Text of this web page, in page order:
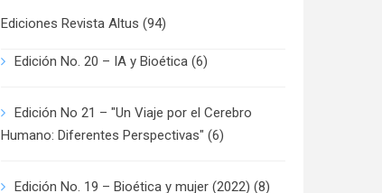
Ediciones Revista Altus (94)
Edición No. 20 – IA y Bioética (6)
Edición No 21 – "Un Viaje por el Cerebro
Humano: Diferentes Perspectivas" (6)
Edición No. 19 – Bioética y mujer (2022) (8)